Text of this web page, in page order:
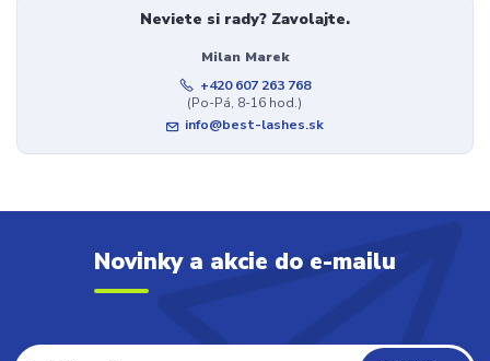
Neviete si rady? Zavolajte.
Milan Marek
+420 607 263 768
(Po-Pá, 8-16 hod.)
info@best-lashes.sk
Novinky a akcie do e-mailu